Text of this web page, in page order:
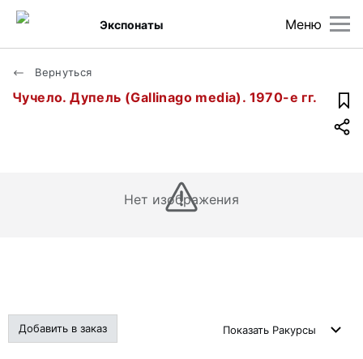
Меню
Экспонаты
Вернуться
Чучело. Дупель (Gallinago media). 1970-е гг.
Нет изображения
Добавить в заказ Показать Ракурсы